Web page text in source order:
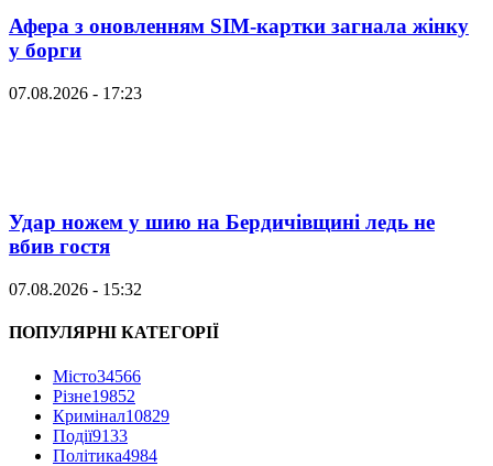
Афера з оновленням SIM-картки загнала жінку
у борги
07.08.2026 - 17:23
Удар ножем у шию на Бердичівщині ледь не
вбив гостя
07.08.2026 - 15:32
ПОПУЛЯРНІ КАТЕГОРІЇ
Місто34566
Різне19852
Кримінал10829
Події9133
Політика4984